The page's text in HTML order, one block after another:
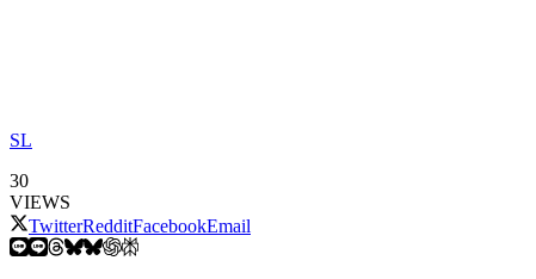
SL
30
VIEWS
TwitterRedditFacebookEmail